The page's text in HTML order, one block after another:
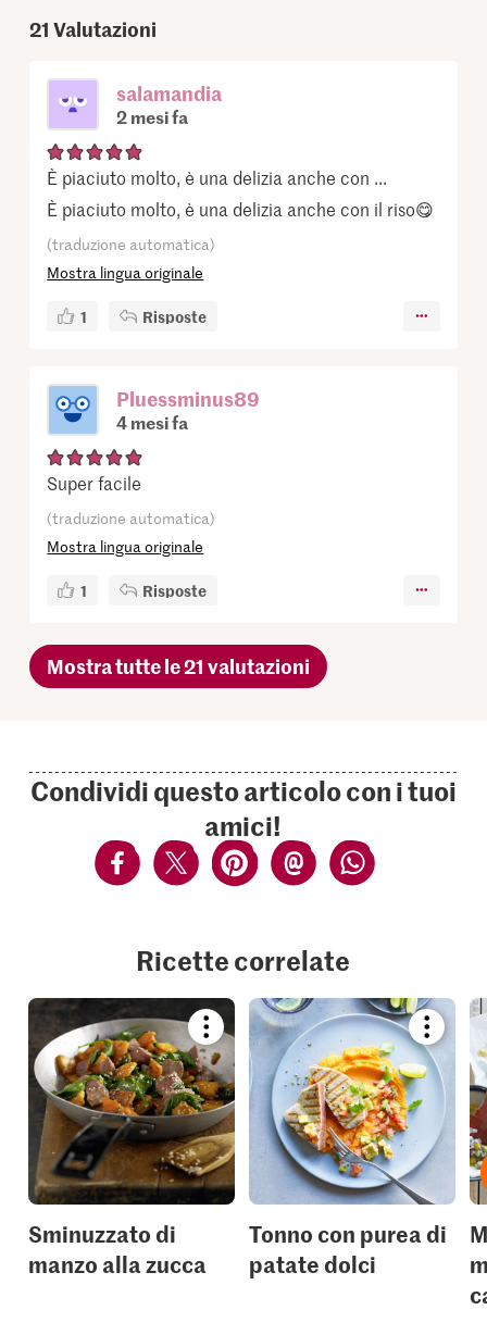
21 Valutazioni
salamandia
2 mesi fa
È piaciuto molto, è una delizia anche con ...
È piaciuto molto, è una delizia anche con il riso😋
(traduzione automatica)
Mostra lingua originale
1 Risposte
Pluessminus89
4 mesi fa
Super facile
(traduzione automatica)
Mostra lingua originale
1 Risposte
Mostra tutte le 21 valutazioni
Condividi questo articolo con i tuoi
amici!
Ricette correlate
Bookmark
recipe
or
add
it
to
your
collections.
Sminuzzato di
manzo alla zucca
recipe
or
add
your
Tonno con purea di
patate dolci